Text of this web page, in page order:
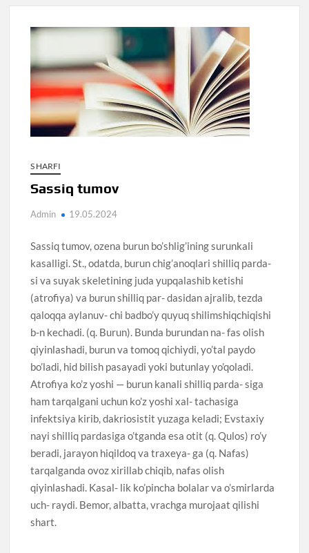
S HARFI
Sassiq tumov
Admin 19.05.2024
Sassiq tumov, ozena burun bo’shlig’ining surunkali
kasalligi. St., odatda, burun chig’anoqlari shilliq parda-
si va suyak skeletining juda yupqalashib ketishi
(atrofiya) va burun shilliq par- dasidan ajralib, tezda
qaloqqa aylanuv- chi badbo’y quyuq shilimshiqchiqishi
b-n kechadi. (q. Burun). Bunda burundan na- fas olish
qiyinlashadi, burun va tomoq qichiydi, yo’tal paydo
bo’ladi, hid bilish pasayadi yoki butunlay yo’qoladi.
Atrofiya ko’z yoshi — burun kanali shilliq parda- siga
ham tarqalgani uchun ko’z yoshi xal- tachasiga
infektsiya kirib, dakriosistit yuzaga keladi; Evstaxiy
nayi shilliq pardasiga o’tganda esa otit (q. Qulos) ro’y
beradi, jarayon hiqildoq va traxeya- ga (q. Nafas)
tarqalganda ovoz xirillab chiqib, nafas olish
qiyinlashadi. Kasal- lik ko’pincha bolalar va o’smirlarda
uch- raydi. Bemor, albatta, vrachga murojaat qilishi
shart.